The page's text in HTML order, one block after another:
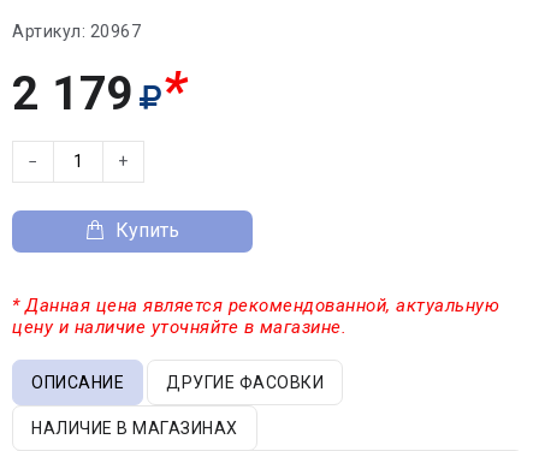
Артикул: 20967
2 179 *
− +
Купить
* Данная цена является рекомендованной, актуальную
цену и наличие уточняйте в магазине.
ОПИСАНИЕ ДРУГИЕ ФАСОВКИ
НАЛИЧИЕ В МАГАЗИНАХ